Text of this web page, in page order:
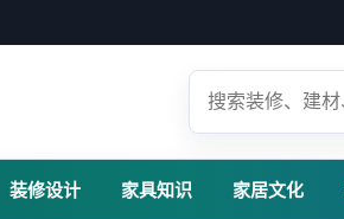
装修设计 家具知识 家居文化